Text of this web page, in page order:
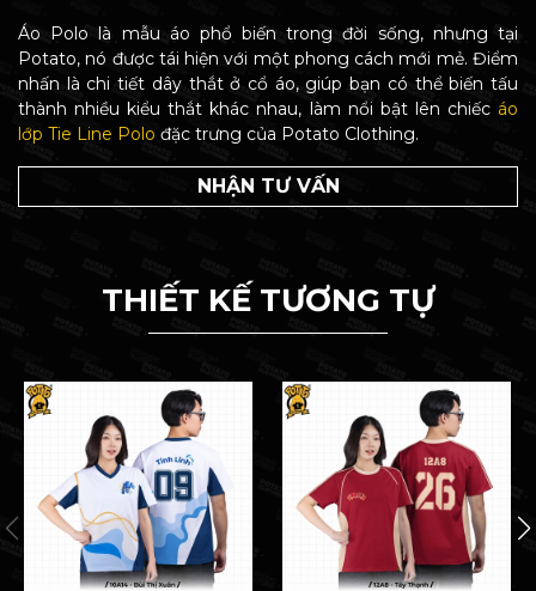
Áo Polo là mẫu áo phổ biến trong đời sống, nhưng tại
Potato, nó được tái hiện với một phong cách mới mẻ. Điểm
nhấn là chi tiết dây thắt ở cổ áo, giúp bạn có thể biến tấu
thành nhiều kiểu thắt khác nhau, làm nổi bật lên chiếc áo
lớp Tie Line Polo đặc trưng của Potato Clothing.
NHẬN TƯ VẤN
THIẾT KẾ TƯƠNG TỰ